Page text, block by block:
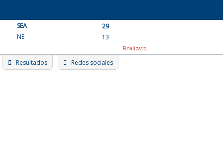
content
SEA
29
NE
13
Finalizado
Resultados Redes sociales